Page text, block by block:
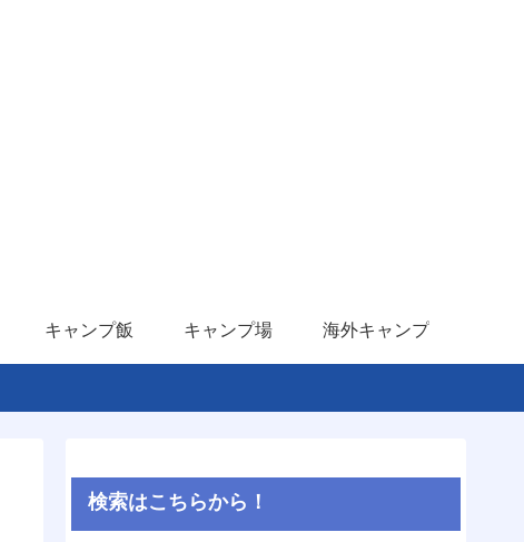
キャンプ飯 キャンプ場 海外キャンプ
検索はこちらから！